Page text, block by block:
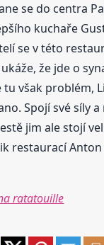
se do centra
kuchaře
se v této
že jde o
tu však problém,
Spojí své síly
jim ale stojí
restaurací Anton
ratatouille